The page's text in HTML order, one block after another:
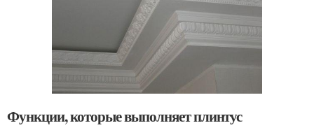
Функции, которые выполняет плинтус